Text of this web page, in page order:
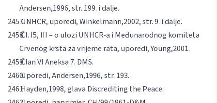
Andersen,1996, str. 199. i dalje.
UNHCR, uporedi,Winkelmann,2002, str. 9. i dalje.
Čl. I5, III – o ulozi UNHCR-a i Međunarodnog komiteta
Crvenog krsta za vrijeme rata, uporedi,Young,2001.
Član VI Aneksa 7. DMS.
Uporedi,Andersen,1996, str. 193.
Hayden,1998, glava Discrediting the Peace.